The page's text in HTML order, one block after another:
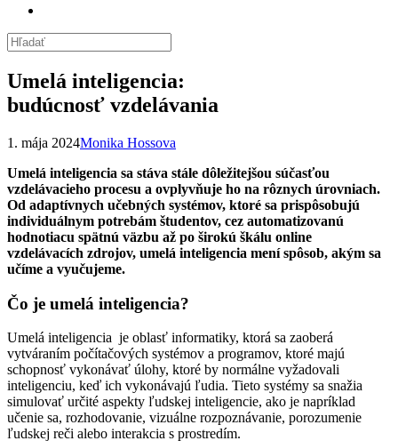
Umelá inteligencia:
budúcnosť vzdelávania
1. mája 2024Monika Hossova
Umelá inteligencia sa stáva stále dôležitejšou súčasťou
vzdelávacieho procesu a ovplyvňuje ho na rôznych úrovniach.
Od adaptívnych učebných systémov, ktoré sa prispôsobujú
individuálnym potrebám študentov, cez automatizovanú
hodnotiacu spätnú väzbu až po širokú škálu online
vzdelávacích zdrojov, umelá inteligencia mení spôsob, akým sa
učíme a vyučujeme.
Čo je umelá inteligencia?
Umelá inteligencia je oblasť informatiky, ktorá sa zaoberá
vytváraním počítačových systémov a programov, ktoré majú
schopnosť vykonávať úlohy, ktoré by normálne vyžadovali
inteligenciu, keď ich vykonávajú ľudia. Tieto systémy sa snažia
simulovať určité aspekty ľudskej inteligencie, ako je napríklad
učenie sa, rozhodovanie, vizuálne rozpoznávanie, porozumenie
ľudskej reči alebo interakcia s prostredím.